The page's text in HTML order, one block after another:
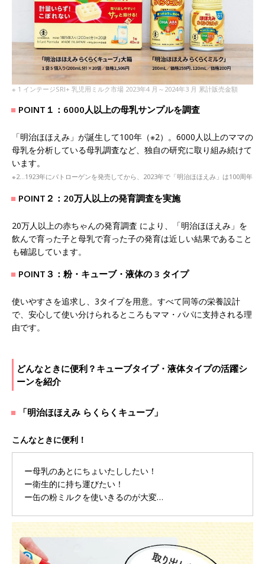
※ 1 インテージSRI+ 乳児用ミルク市場 2023年4 月～2024年3 月 累計販売金額
POINT１：6000人以上の母乳サンプルを調査
「明治ほほえみ」が誕生して100年（※2）。6000人以上のママの
母乳を分析している母乳調査など、独自の研究に取り組み続けて
います。
※2…1923年にパトローゲンを発売してから、2023年で「明治ほほえみ」は100周年
POINT２：20万人以上の発育調査を実施
20万人以上の赤ちゃんの発育調査 により、「明治ほほえみ」を
飲んで育った子と母乳で育った子の発育は近しい結果であること
も確認しています。
POINT３：粉・キューブ・液体の 3 タイプ
使いやすさを追求し、3タイプを用意。すべて同等の栄養設計
で、安心して使い分けられるところもママ・パパに支持される理
由です。
どんなときに便利？キューブタイプ・液体タイプの活躍シ
ーンを紹介
「明治ほほえみ らくらくキューブ」
こんなときに便利！
ー母乳のあとにちょいたししたい！
ー衛生的に持ち運びたい！
ー缶の粉ミルクを使いきるのが大変…